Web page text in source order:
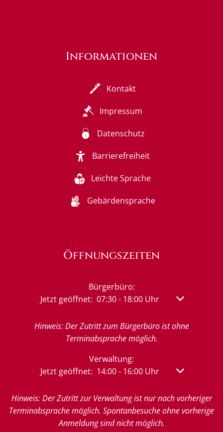
Informationen
Kontakt
Impressum
Datenschutz
Barrierefreiheit
Leichte Sprache
Gebärdensprache
Öffnungszeiten
Bürgerbüro:
Klicken, um weitere Öffnungs- oder
Jetzt geöffnet: 07:30- 18:00Uhr Von 07:30
Hinweis: Der Zutritt zum Bürgerbüro ist ohne
Terminabsprache möglich.
Verwaltung:
Klicken, um weitere Öffnungs- oder
Jetzt geöffnet: 14:00- 16:00Uhr Von 14:00
Hinweis: Der Zutritt zur Verwaltung ist nur nach vorheriger
Terminabsprache möglich. Spontanbesuche ohne vorherige
Anmeldung sind nicht möglich.